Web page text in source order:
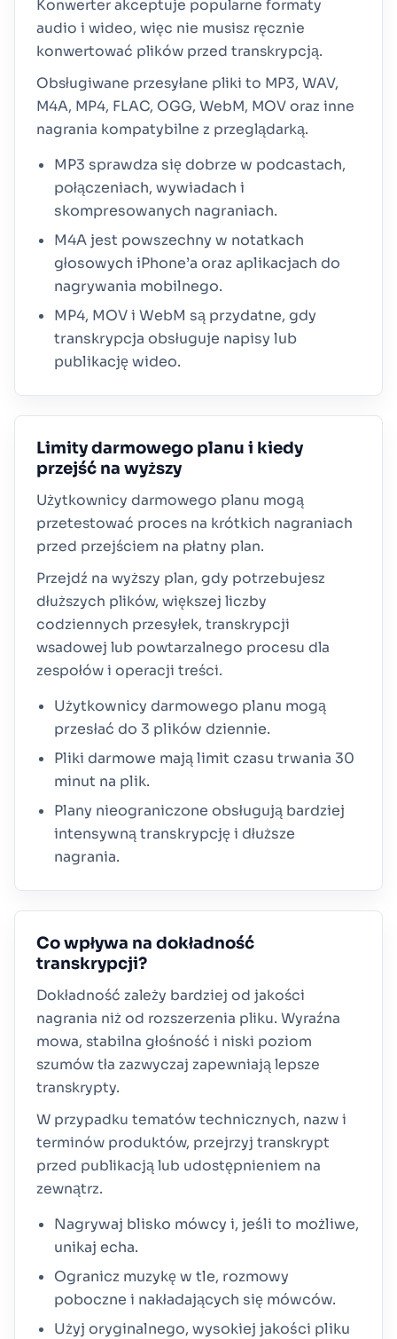
Konwerter akceptuje popularne formaty
audio i wideo, więc nie musisz ręcznie
konwertować plików przed transkrypcją.
Obsługiwane przesyłane pliki to MP3, WAV,
M4A, MP4, FLAC, OGG, WebM, MOV oraz inne
nagrania kompatybilne z przeglądarką.
MP3 sprawdza się dobrze w podcastach,
połączeniach, wywiadach i
skompresowanych nagraniach.
M4A jest powszechny w notatkach
głosowych iPhone’a oraz aplikacjach do
nagrywania mobilnego.
MP4, MOV i WebM są przydatne, gdy
transkrypcja obsługuje napisy lub
publikację wideo.
Limity darmowego planu i kiedy
przejść na wyższy
Użytkownicy darmowego planu mogą
przetestować proces na krótkich nagraniach
przed przejściem na płatny plan.
Przejdź na wyższy plan, gdy potrzebujesz
dłuższych plików, większej liczby
codziennych przesyłek, transkrypcji
wsadowej lub powtarzalnego procesu dla
zespołów i operacji treści.
Użytkownicy darmowego planu mogą
przesłać do 3 plików dziennie.
Pliki darmowe mają limit czasu trwania 30
minut na plik.
Plany nieograniczone obsługują bardziej
intensywną transkrypcję i dłuższe
nagrania.
Co wpływa na dokładność
transkrypcji?
Dokładność zależy bardziej od jakości
nagrania niż od rozszerzenia pliku. Wyraźna
mowa, stabilna głośność i niski poziom
szumów tła zazwyczaj zapewniają lepsze
transkrypty.
W przypadku tematów technicznych, nazw i
terminów produktów, przejrzyj transkrypt
przed publikacją lub udostępnieniem na
zewnątrz.
Nagrywaj blisko mówcy i, jeśli to możliwe,
unikaj echa.
Ogranicz muzykę w tle, rozmowy
poboczne i nakładających się mówców.
Użyj oryginalnego, wysokiej jakości pliku